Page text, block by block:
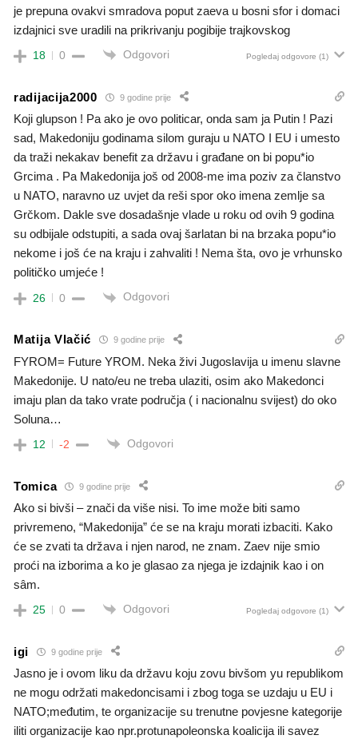
je prepuna ovakvi smradova poput zaeva u bosni sfor i domaci
izdajnici sve uradili na prikrivanju pogibije trajkovskog
18 0 Odgovori Pogledaj odgovore (1)
radijacija2000 9 godine prije
Koji glupson ! Pa ako je ovo politicar, onda sam ja Putin ! Pazi
sad, Makedoniju godinama silom guraju u NATO I EU i umesto
da traži nekakav benefit za državu i građane on bi popu*io
Grcima . Pa Makedonija još od 2008-me ima poziv za članstvo
u NATO, naravno uz uvjet da reši spor oko imena zemlje sa
Grčkom. Dakle sve dosadašnje vlade u roku od ovih 9 godina
su odbijale odstupiti, a sada ovaj šarlatan bi na brzaka popu*io
nekome i još će na kraju i zahvaliti ! Nema šta, ovo je vrhunsko
političko umjeće !
26 0 Odgovori
Matija Vlačić 9 godine prije
FYROM= Future YROM. Neka živi Jugoslavija u imenu slavne
Makedonije. U nato/eu ne treba ulaziti, osim ako Makedonci
imaju plan da tako vrate područja ( i nacionalnu svijest) do oko
Soluna…
12 -2 Odgovori
Tomica 9 godine prije
Ako si bivši – znači da više nisi. To ime može biti samo
privremeno, “Makedonija” će se na kraju morati izbaciti. Kako
će se zvati ta država i njen narod, ne znam. Zaev nije smio
proći na izborima a ko je glasao za njega je izdajnik kao i on
sâm.
25 0 Odgovori Pogledaj odgovore (1)
igi 9 godine prije
Jasno je i ovom liku da državu koju zovu bivšom yu republikom
ne mogu održati makedoncisami i zbog toga se uzdaju u EU i
NATO;međutim, te organizacije su trenutne povjesne kategorije
iliti organizacije kao npr.protunapoleonska koalicija ili savez